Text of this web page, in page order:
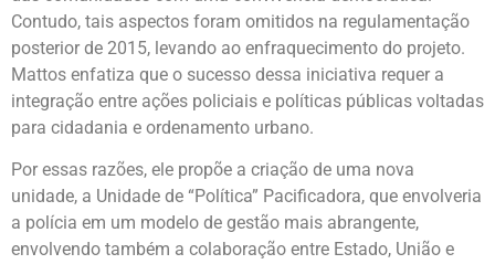
Contudo, tais aspectos foram omitidos na regulamentação
posterior de 2015, levando ao enfraquecimento do projeto.
Mattos enfatiza que o sucesso dessa iniciativa requer a
integração entre ações policiais e políticas públicas voltadas
para cidadania e ordenamento urbano.
Por essas razões, ele propõe a criação de uma nova
unidade, a Unidade de “Política” Pacificadora, que envolveria
a polícia em um modelo de gestão mais abrangente,
envolvendo também a colaboração entre Estado, União e